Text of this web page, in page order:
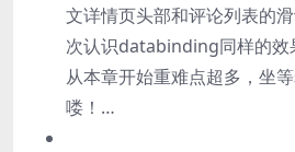
文详情页头部和评论列表的
次认识databinding同样的效
从本章开始重难点超多，坐
喽！…